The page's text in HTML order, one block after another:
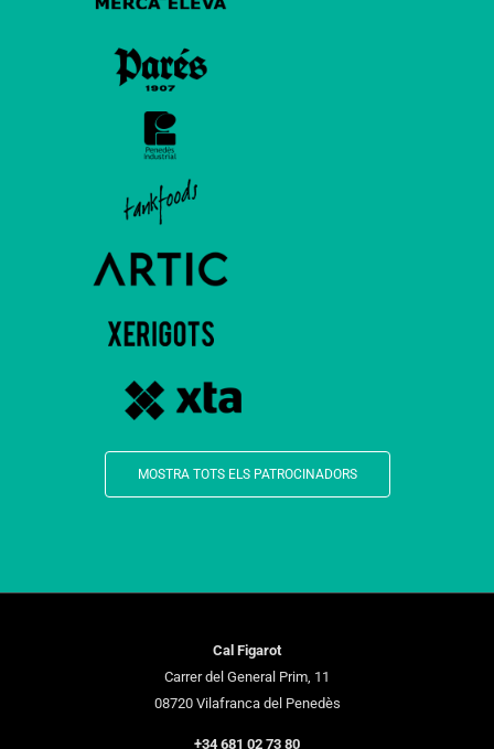
MOSTRA TOTS ELS PATROCINADORS
Cal Figarot
Carrer del General Prim, 11
08720 Vilafranca del Penedès
+34 681 02 73 80